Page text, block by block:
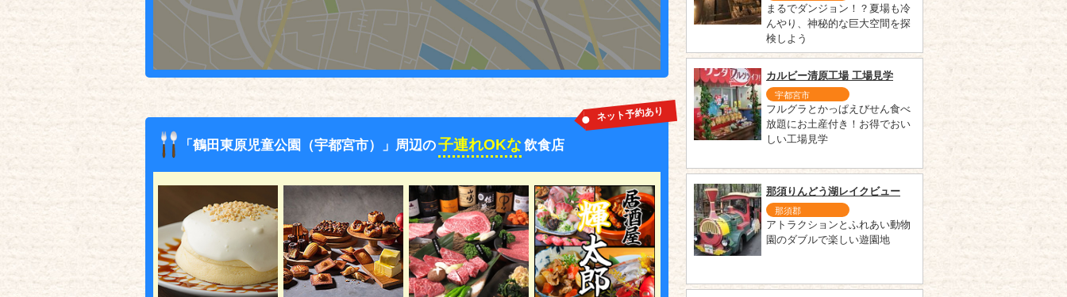
「鶴田東原児童公園（宇都宮市）」周辺の子連れOKな飲食店
ネット予約あり
まるでダンジョン！？夏場も冷
んやり、神秘的な巨大空間を探
検しよう
カルビー清原工場 工場見学
宇都宮市
フルグラとかっぱえびせん食べ
放題にお土産付き！お得でおい
しい工場見学
那須りんどう湖レイクビュー
那須郡
アトラクションとふれあい動物
園のダブルで楽しい遊園地